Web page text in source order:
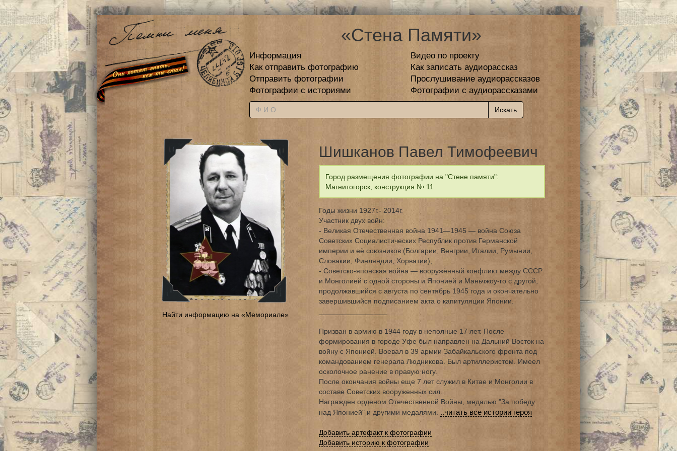
«Стена Памяти»
Информация
Видео по проекту
Как отправить фотографию
Как записать аудиорассказ
Отправить фотографии
Прослушивание аудиорассказов
Фотографии с историями
Фотографии с аудиорассказами
Найти информацию на «Мемориале»
Шишканов Павел Тимофеевич
Город размещения фотографии на "Стене памяти":
Магнитогорск, конструкция № 11
Годы жизни 1927г.- 2014г.
Участник двух войн:
- Великая Отечественная война 1941—1945 — война Союза
Советских Социалистических Республик против Германской
империи и её союзников (Болгарии, Венгрии, Италии, Румынии,
Словакии, Финляндии, Хорватии);
- Советско-японская война — вооружённый конфликт между СССР
и Монголией с одной стороны и Японией и Маньчжоу-го с другой,
продолжавшийся с августа по сентябрь 1945 года и окончательно
завершившийся подписанием акта о капитуляции Японии.
Призван в армию в 1944 году в неполные 17 лет. После
формирования в городе Уфе был направлен на Дальний Восток на
войну с Японией. Воевал в 39 армии Забайкальского фронта под
командованием генерала Людникова. Был артиллеристом. Имеел
осколочное ранение в правую ногу.
После окончания войны еще 7 лет служил в Китае и Монголии в
составе Советских вооруженных сил.
Награжден орденом Отечественной Войны, медалью "За победу
над Японией" и другими медалями. ..читать все истории героя
Добавить артефакт к фотографии
Добавить историю к фотографии